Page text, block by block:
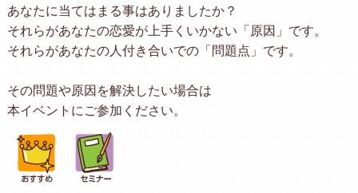
あなたに当てはまる事はありましたか？
それらがあなたの恋愛が上手くいかない「原因」です。
それらがあなたの人付き合いでの「問題点」です。
その問題や原因を解決したい場合は
本イベントにご参加ください。